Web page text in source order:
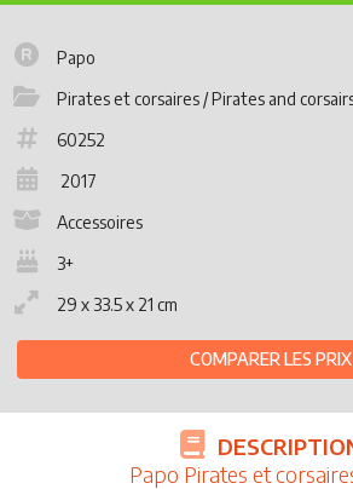
Papo
Pirates et corsaires / Pirates and
60252
2017
Accessoires
3+
29 x 33.5 x 21 cm
COMPARER LES PRIX
Papo Pirates et